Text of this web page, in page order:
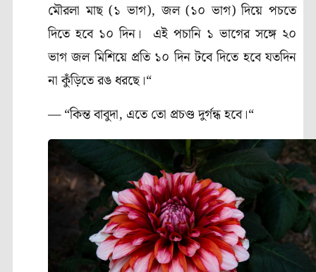
মৌরলা মাছ (১ ভাগ), জল (১০ ভাগ) দিয়ে পচতে
দিতে হবে ১০ দিন। এই পচানি ১ ভাগের সঙ্গে ২০
ভাগ জল মিশিয়ে প্রতি ১০ দিন টবে দিতে হবে যতদিন
না কুঁড়িতে রঙ ধরছে।“
— “কিন্ত বাবুদা, এতে তো প্রচণ্ড দুর্গন্ধ হবে।“